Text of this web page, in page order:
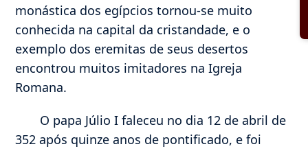
monástica dos egípcios tornou-se muito
conhecida na capital da cristandade, e o
exemplo dos eremitas de seus desertos
encontrou muitos imitadores na Igreja
Romana.
O papa Júlio I faleceu no dia 12 de abril de
352 após quinze anos de pontificado, e foi